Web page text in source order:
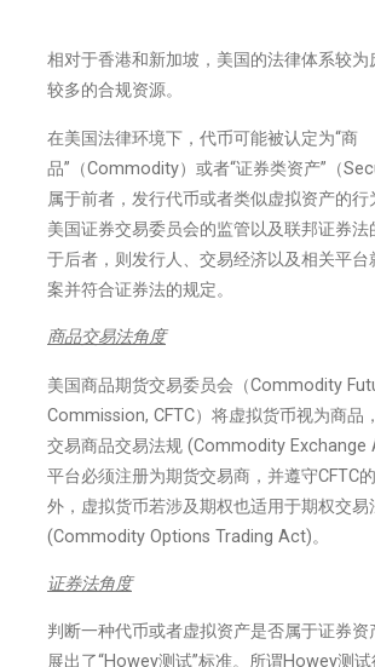
相对于香港和新加坡，美国的法律体系较为
较多的合规资源。
在美国法律环境下，代币可能被认定为“商
品”（Commodity）或者“证券类资产”（
属于前者，发行代币或者类似虚拟资产的行
美国证券交易委员会的监管以及联邦证券法
于后者，则发行人、交易经济以及相关平台
案并符合证券法的规定。
商品交易法角度
美国商品期货交易委员会（Commodity
Commission, CFTC）将虚拟货币视为商品
交易商品交易法规 (Commodity Exchange
平台必须注册为期货交易商，并遵守CFTC
外，虚拟货币若涉及期权也适用于期权交易
(Commodity Options Trading Act)。
证券法角度
判断一种代币或者虚拟资产是否属于证券资
展出了“Howey测试”标准。所谓Howey测试